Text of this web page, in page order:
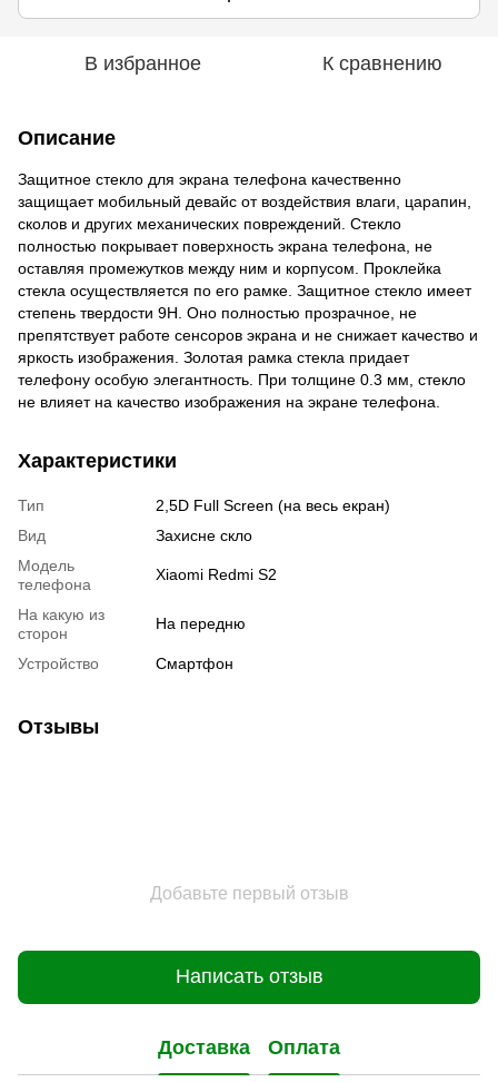
В избранное К сравнению
Описание
Защитное стекло для экрана телефона качественно
защищает мобильный девайс от воздействия влаги, царапин,
сколов и других механических повреждений. Стекло
полностью покрывает поверхность экрана телефона, не
оставляя промежутков между ним и корпусом. Проклейка
стекла осуществляется по его рамке. Защитное стекло имеет
степень твердости 9Н. Оно полностью прозрачное, не
препятствует работе сенсоров экрана и не снижает качество и
яркость изображения. Золотая рамка стекла придает
телефону особую элегантность. При толщине 0.3 мм, стекло
не влияет на качество изображения на экране телефона.
Характеристики
Тип
2,5D Full Screen (на весь екран)
Вид
Захисне скло
Модель
телефона
Xiaomi Redmi S2
На какую из
сторон
На передню
Устройство Смартфон
Отзывы
Добавьте первый отзыв
Написать отзыв
Доставка Оплата